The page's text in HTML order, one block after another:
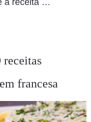
receitas
francesa